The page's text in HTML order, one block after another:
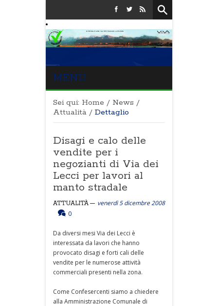
MENU
Sei qui: Home / News /
Attualità / Dettaglio
Disagi e calo delle
vendite per i
negozianti di Via dei
Lecci per lavori al
manto stradale
ATTUALITÀ
venerdì 5 dicembre 2008
0
Da diversi mesi Via dei Lecci è
interessata da lavori che hanno
provocato disagi e forti cali delle
vendite per le numerose attività
commerciali presenti nella zona.
Come Confesercenti siamo a chiedere
alla Amministrazione Comunale di